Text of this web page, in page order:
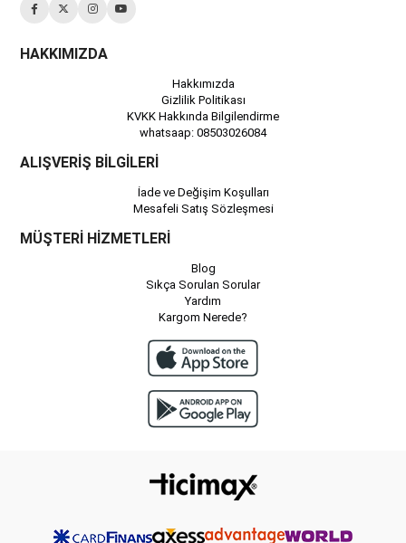
HAKKIMIZDA
Hakkımızda
Gizlilik Politikası
KVKK Hakkında Bilgilendirme
whatsaap: 08503026084
ALIŞVERİŞ BİLGİLERİ
İade ve Değişim Koşulları
Mesafeli Satış Sözleşmesi
MÜŞTERİ HİZMETLERİ
Blog
Sıkça Sorulan Sorular
Yardım
Kargom Nerede?